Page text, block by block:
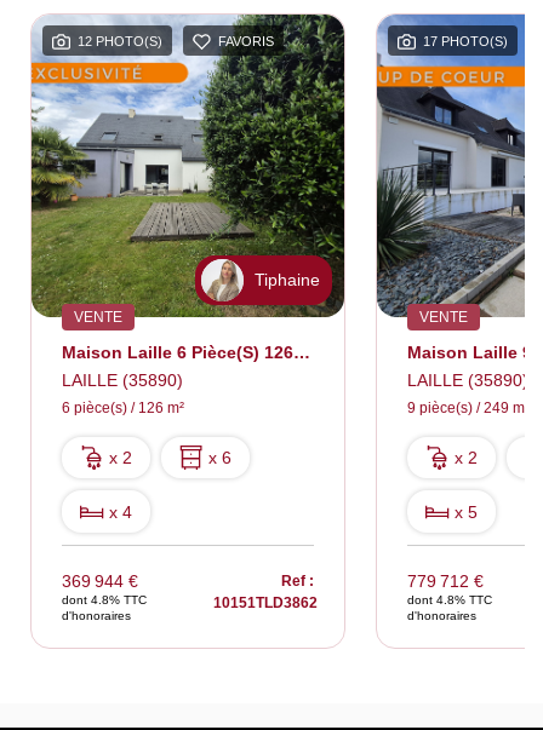
12 PHOTO(S) FAVORIS
Tiphaine
VENTE
Maison Laille 6 Pièce(s) 126 M2
LAILLE (35890)
6 pièce(s) / 126 m²
x 2 x 6
x 4
369 944 €
dont 4.8% TTC
d'honoraires
Ref :
10151TLD3862
17 PHOTO(S)
VENTE
LAILLE (35890)
9 pièce(s) / 249 m²
x 2
x 5
779 712 €
dont 4.8% TTC
d'honoraires